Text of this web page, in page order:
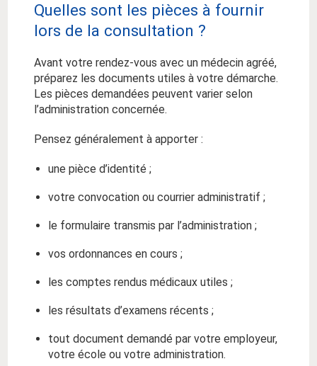
Quelles sont les pièces à fournir
lors de la consultation ?
Avant votre rendez-vous avec un médecin agréé,
préparez les documents utiles à votre démarche.
Les pièces demandées peuvent varier selon
l’administration concernée.
Pensez généralement à apporter :
une pièce d’identité ;
votre convocation ou courrier administratif ;
le formulaire transmis par l’administration ;
vos ordonnances en cours ;
les comptes rendus médicaux utiles ;
les résultats d’examens récents ;
tout document demandé par votre employeur,
votre école ou votre administration.